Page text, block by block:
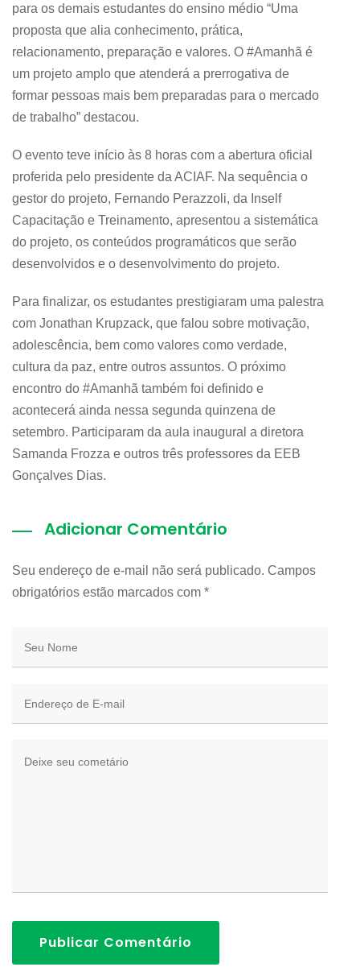
para os demais estudantes do ensino médio “Uma
proposta que alia conhecimento, prática,
relacionamento, preparação e valores. O #Amanhã é
um projeto amplo que atenderá a prerrogativa de
formar pessoas mais bem preparadas para o mercado
de trabalho” destacou.
O evento teve início às 8 horas com a abertura oficial
proferida pelo presidente da ACIAF. Na sequência o
gestor do projeto, Fernando Perazzoli, da Inself
Capacitação e Treinamento, apresentou a sistemática
do projeto, os conteúdos programáticos que serão
desenvolvidos e o desenvolvimento do projeto.
Para finalizar, os estudantes prestigiaram uma palestra
com Jonathan Krupzack, que falou sobre motivação,
adolescência, bem como valores como verdade,
cultura da paz, entre outros assuntos. O próximo
encontro do #Amanhã também foi definido e
acontecerá ainda nessa segunda quinzena de
setembro. Participaram da aula inaugural a diretora
Samanda Frozza e outros três professores da EEB
Gonçalves Dias.
Adicionar Comentário
Seu endereço de e-mail não será publicado. Campos
obrigatórios estão marcados com *
Publicar Comentário